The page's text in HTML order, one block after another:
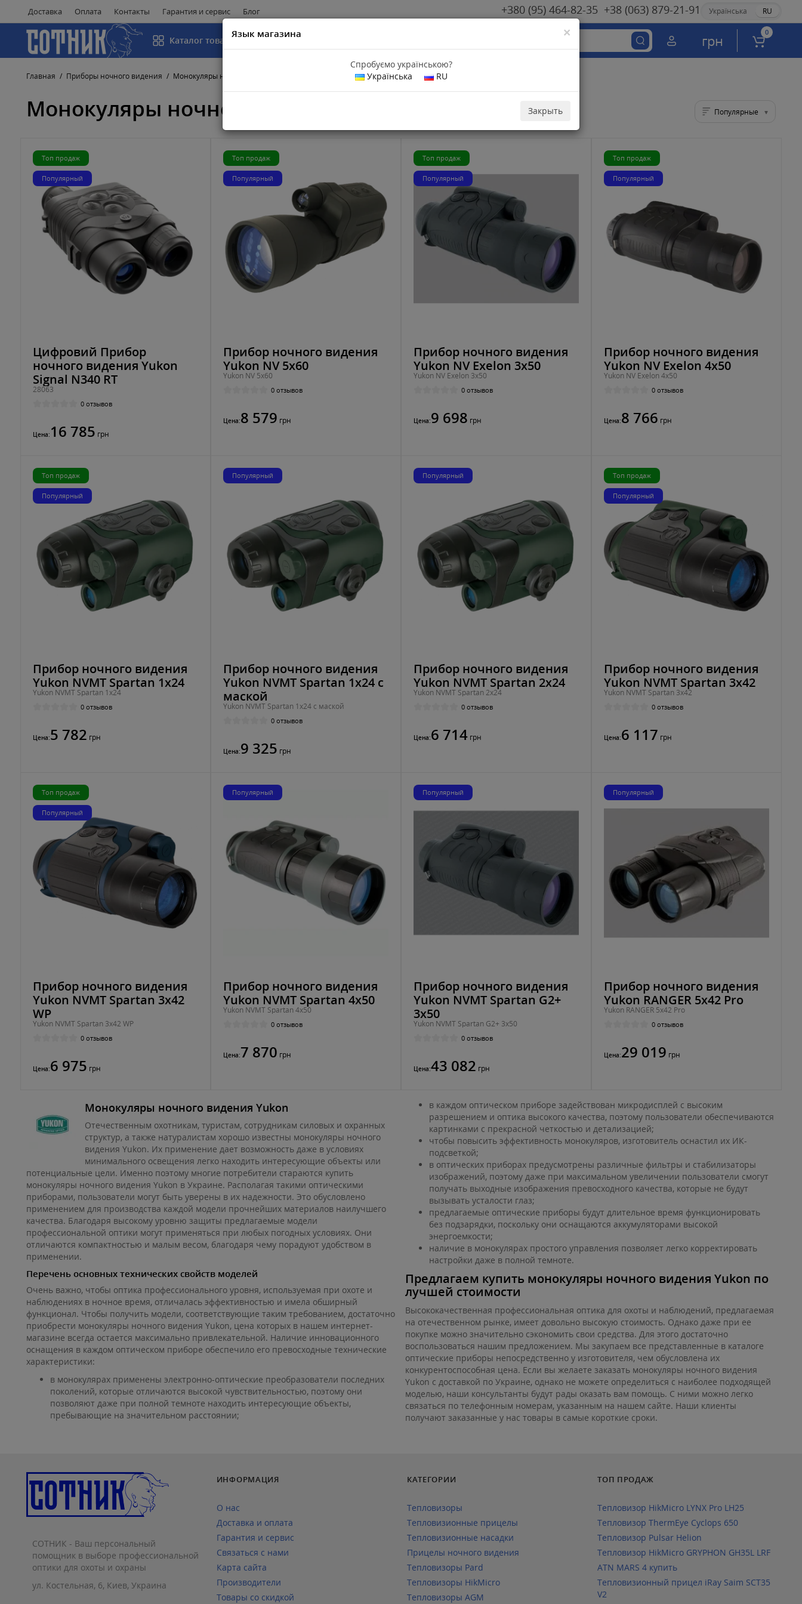
Доставка Оплата Контакты Гарантия и сервис Блог Українська RU
+380 (95) 464-82-35 +38 (063) 879-21-91
Каталог товаров грн 0
Главная Приборы ночного видения Монокуляры ночного видения Yukon
×
Язык магазина
Спробуємо українською?
Українська
RU
Закрыть
Монокуляры ночного видения Yukon Популярные
Топ продаж
Популярный
Цифровий Прибор
ночного видения Yukon
Signal N340 RT
28063
0 отзывов
Цена: 16 785 грн
Топ продаж
Популярный
Прибор ночного видения
Yukon NV 5х60
Yukon NV 5х60
0 отзывов
Цена:8 579 грн
Топ продаж
Популярный
Прибор ночного видения
Yukon NV Exelon 3x50
Yukon NV Exelon 3x50
0 отзывов
Цена:9 698 грн
Топ продаж
Популярный
Прибор ночного видения
Yukon NV Exelon 4x50
Yukon NV Exelon 4x50
0 отзывов
Цена:8 766 грн
Топ продаж
Популярный
Прибор ночного видения
Yukon NVMT Spartan 1x24
Yukon NVMT Spartan 1x24
0 отзывов
Цена:5 782 грн
Популярный
Прибор ночного видения
Yukon NVMT Spartan 1x24 с
маской
Yukon NVMT Spartan 1x24 с маской
0 отзывов
Цена:9 325 грн
Популярный
Прибор ночного видения
Yukon NVMT Spartan 2x24
Yukon NVMT Spartan 2x24
0 отзывов
Цена:6 714грн
Топ продаж
Популярный
Прибор ночного видения
Yukon NVMT Spartan 3x42
Yukon NVMT Spartan 3x42
0 отзывов
Цена:6 117 грн
Топ продаж
Популярный
Прибор ночного видения
Yukon NVMT Spartan 3x42
WP
Yukon NVMT Spartan 3x42 WP
0 отзывов
Цена:6 975 грн
Популярный
Прибор ночного видения
Yukon NVMT Spartan 4x50
Yukon NVMT Spartan 4x50
0 отзывов
Цена:7 870 грн
Популярный
Прибор ночного видения
Yukon NVMT Spartan G2+
3x50
Yukon NVMT Spartan G2+ 3x50
0 отзывов
Цена:43 082 грн
Популярный
Прибор ночного видения
Yukon RANGER 5х42 Pro
Yukon RANGER 5х42 Pro
0 отзывов
Цена:29 019 грн
Монокуляры ночного видения Yukon
Отечественным охотникам, туристам, сотрудникам силовых и охранных
структур, а также натуралистам хорошо известны монокуляры ночного
видения Yukon. Их применение дает возможность даже в условиях
минимального освещения легко находить интересующие объекты или
потенциальные цели. Именно поэтому многие потребители стараются купить
монокуляры ночного видения Yukon в Украине. Располагая такими оптическими
приборами, пользователи могут быть уверены в их надежности. Это обусловлено
применением для производства каждой модели прочнейших материалов наилучшего
качества. Благодаря высокому уровню защиты предлагаемые модели
профессиональной оптики могут применяться при любых погодных условиях. Они
отличаются компактностью и малым весом, благодаря чему порадуют удобством в
применении.
Перечень основных технических свойств моделей
Очень важно, чтобы оптика профессионального уровня, используемая при охоте и
наблюдениях в ночное время, отличалась эффективностью и имела обширный
функционал. Чтобы получить модели, соответствующие таким требованием, достаточно
приобрести монокуляры ночного видения Yukon, цена которых в нашем интернет-
магазине всегда остается максимально привлекательной. Наличие инновационного
оснащения в каждом оптическом приборе обеспечило его превосходные технические
характеристики:
в монокулярах применены электронно-оптические преобразователи последних
поколений, которые отличаются высокой чувствительностью, поэтому они
позволяют даже при полной темноте находить интересующие объекты,
пребывающие на значительном расстоянии;
в каждом оптическом приборе задействован микродисплей с высоким
разрешением и оптика высокого качества, поэтому пользователи обеспечиваются
картинками с прекрасной четкостью и детализацией;
чтобы повысить эффективность монокуляров, изготовитель оснастил их ИК-
подсветкой;
в оптических приборах предусмотрены различные фильтры и стабилизаторы
изображений, поэтому даже при максимальном увеличении пользователи смогут
получать выходные изображения превосходного качества, которые не будут
вызывать усталости глаз;
предлагаемые оптические приборы будут длительное время функционировать
без подзарядки, поскольку они оснащаются аккумуляторами высокой
энергоемкости;
наличие в монокулярах простого управления позволяет легко корректировать
настройки даже в полной темноте.
Предлагаем купить монокуляры ночного видения Yukon по
лучшей стоимости
Высококачественная профессиональная оптика для охоты и наблюдений, предлагаемая
на отечественном рынке, имеет довольно высокую стоимость. Однако даже при ее
покупке можно значительно сэкономить свои средства. Для этого достаточно
воспользоваться нашим предложением. Мы закупаем все представленные в каталоге
оптические приборы непосредственно у изготовителя, чем обусловлена их
конкурентоспособная цена. Если вы желаете заказать монокуляры ночного видения
Yukon с доставкой по Украине, однако не можете определиться с наиболее подходящей
моделью, наши консультанты будут рады оказать вам помощь. С ними можно легко
связаться по телефонным номерам, указанным на нашем сайте. Наши клиенты
получают заказанные у нас товары в самые короткие сроки.
СОТНИК - Ваш персональный
помощник в выборе профессиональной
оптики для охоты и охраны
ул. Костельная, 6, Киев, Украина
ИНФОРМАЦИЯ
О нас
Доставка и оплата
Гарантия и сервис
Связаться с нами
Карта сайта
Производители
Товары со скидкой
КАТЕГОРИИ
Тепловизоры
Тепловизионные прицелы
Тепловизионные насадки
Прицелы ночного видения
Тепловизоры Pard
Тепловизоры HikMicro
Тепловизоры AGM
ТОП ПРОДАЖ
Тепловизор HikMicro LYNX Pro LH25
Тепловизор ThermEye Cyclops 650
Тепловизор Pulsar Helion
Тепловизор HikMicro GRYPHON GH35L LRF
ATN MARS 4 купить
Тепловизионный прицел iRay Saim SCT35
V2